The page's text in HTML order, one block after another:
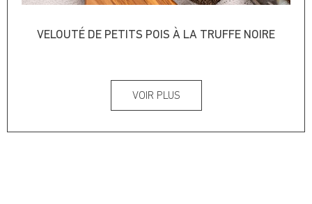
VELOUTÉ DE PETITS POIS À LA TRUFFE NOIRE
VOIR PLUS